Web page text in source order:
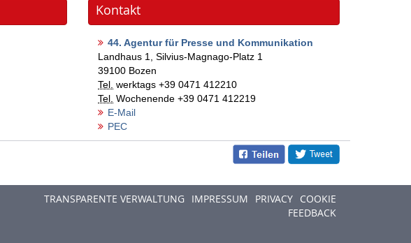
Kontakt
44. Agentur für Presse und Kommunikation
Landhaus 1, Silvius-Magnago-Platz 1
39100 Bozen
Tel. werktags +39 0471 412210
Tel. Wochenende +39 0471 412219
E-Mail
PEC
TRANSPARENTE VERWALTUNG IMPRESSUM PRIVACY COOKIE
FEEDBACK